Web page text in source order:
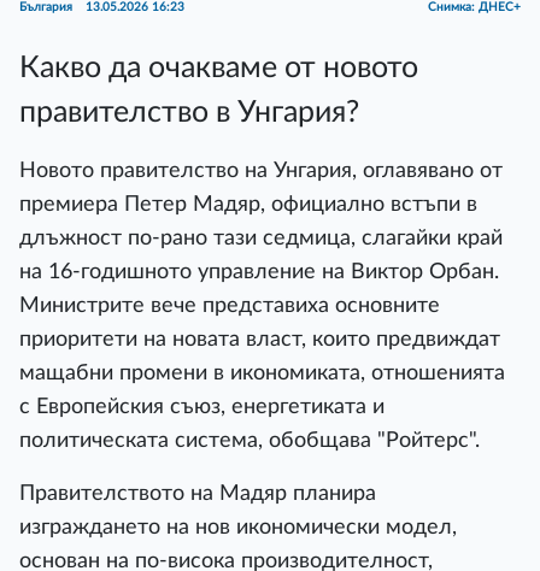
България 13.05.2026 16:23 Снимка: ДНЕС+
Какво да очакваме от новото
правителство в Унгария?
Новото правителство на Унгария, оглавявано от
премиера Петер Мадяр, официално встъпи в
длъжност по-рано тази седмица, слагайки край
на 16-годишното управление на Виктор Орбан.
Министрите вече представиха основните
приоритети на новата власт, които предвиждат
мащабни промени в икономиката, отношенията
с Европейския съюз, енергетиката и
политическата система, обобщава "Ройтерс".
Правителството на Мадяр планира
изграждането на нов икономически модел,
основан на по-висока производителност,